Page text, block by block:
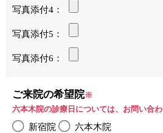
写真添付4：
写真添付5：
写真添付6：
ご来院の希望院※
六本木院の診療日については、お問い合
新宿院 六本木院